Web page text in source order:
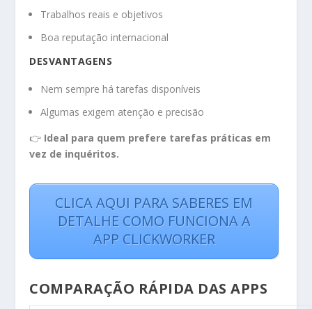
Trabalhos reais e objetivos
Boa reputação internacional
DESVANTAGENS
Nem sempre há tarefas disponíveis
Algumas exigem atenção e precisão
👉 Ideal para quem prefere tarefas práticas em
vez de inquéritos.
CLICA AQUI PARA SABERES EM
DETALHE COMO FUNCIONA A
APP CLICKWORKER
COMPARAÇÃO RÁPIDA DAS APPS